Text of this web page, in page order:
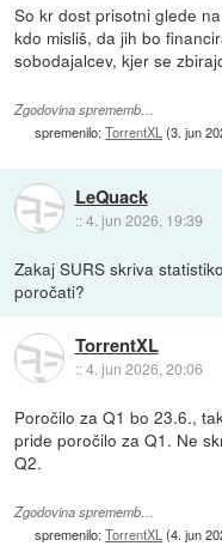
So kr dost prisotni glede
kdo misliš, da jih bo
sobodajalcev, kjer se
Zgodovina sprememb…
spremenilo:TorrentXL (3. jun
LeQuack
::4. jun 2026, 19:39
Zakaj SURS skriva
poročati?
TorrentXL
::4. jun 2026, 20:06
Poročilo za Q1 bo 23.6.,
pride poročilo za Q1. Ne
Q2.
Zgodovina sprememb…
spremenilo:TorrentXL (4. jun